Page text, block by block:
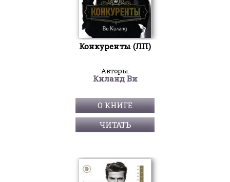
Конкуренты (ЛП)
Авторы:
Киланд Ви
О КНИГЕ
ЧИТАТЬ